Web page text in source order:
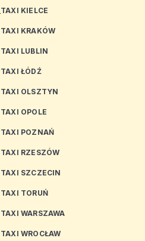
TAXI KIELCE
TAXI KRAKÓW
TAXI LUBLIN
TAXI ŁÓDŹ
TAXI OLSZTYN
TAXI OPOLE
TAXI POZNAŃ
TAXI RZESZÓW
TAXI SZCZECIN
TAXI TORUŃ
TAXI WARSZAWA
TAXI WROCŁAW